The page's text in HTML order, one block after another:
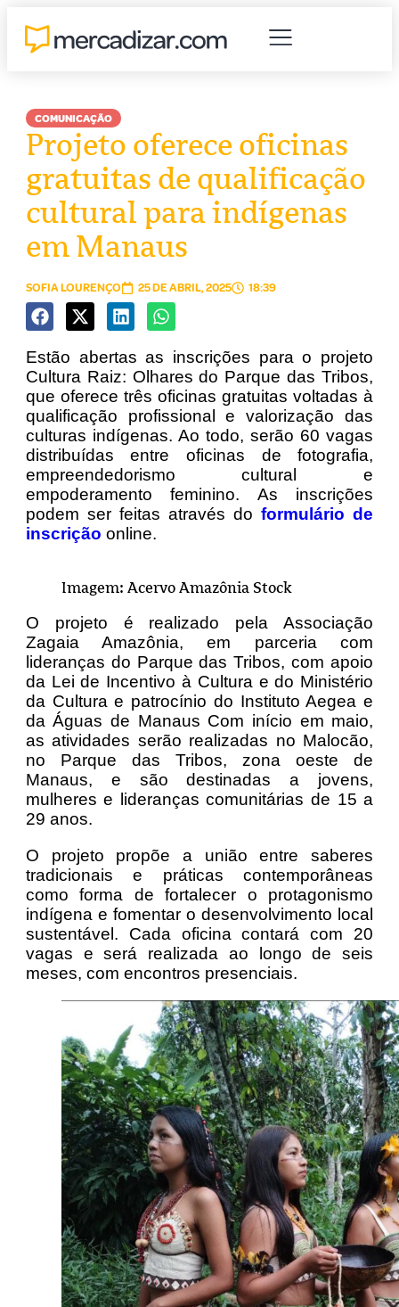
COMUNICAÇÃO
Projeto oferece oficinas
gratuitas de qualificação
cultural para indígenas
em Manaus
SOFIA LOURENÇO 25 DE ABRIL, 2025 18:39
Estão abertas as inscrições para o projeto
Cultura Raiz: Olhares do Parque das Tribos,
que oferece três oficinas gratuitas voltadas à
qualificação profissional e valorização das
culturas indígenas. Ao todo, serão 60 vagas
distribuídas entre oficinas de fotografia,
empreendedorismo cultural e
empoderamento feminino. As inscrições
podem ser feitas através doformulário de
inscrição online.
Imagem: Acervo Amazônia Stock
O projeto é realizado pela Associação
Zagaia Amazônia, em parceria com
lideranças do Parque das Tribos, com apoio
da Lei de Incentivo à Cultura e do Ministério
da Cultura e patrocínio do Instituto Aegea e
da Águas de Manaus Com início em maio,
as atividades serão realizadas no Malocão,
no Parque das Tribos, zona oeste de
Manaus, e são destinadas a jovens,
mulheres e lideranças comunitárias de 15 a
29 anos.
O projeto propõe a união entre saberes
tradicionais e práticas contemporâneas
como forma de fortalecer o protagonismo
indígena e fomentar o desenvolvimento local
sustentável. Cada oficina contará com 20
vagas e será realizada ao longo de seis
meses, com encontros presenciais.